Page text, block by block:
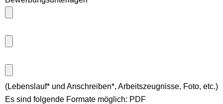
(Lebenslauf* und Anschreiben*, Arbeitszeugnisse, Foto, etc.)
Es sind folgende Formate möglich: PDF